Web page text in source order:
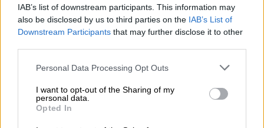
IAB’s list of downstream participants. This information may
also be disclosed by us to third parties on the IAB’s List of
Downstream Participants that may further disclose it to other
Please note that this website/app uses one or more Google
not limited to your visit or usage behaviour. You may click to
grant or deny consent to Google and its third-party tags to
use your data for below specified purposes in below Google
Personal Data Processing Opt Outs
I want to opt-out of the Sharing of my
personal data.
Opted In
Lifestyle|08.10.2025 14:25
Η Χέιλι Μπίμπερ ποζάρει με
αποκαλυπτικά εσώρουχα για να
Τα στιγμιότυπα